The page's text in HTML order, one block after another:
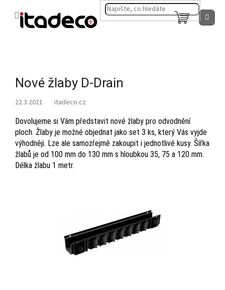
NÁKUPNÍ
KOŠÍK
Nové žlaby D-Drain
22.3.2021
Dovolujeme si Vám představit nové žlaby pro odvodnění
ploch. Žlaby je možné objednat jako set 3 ks, který Vás vyjde
výhodněji. Lze ale samozřejmě zakoupit i jednotlivé kusy. Šířka
žlabů je od 100 mm do 130 mm s hloubkou 35, 75 a 120 mm.
Délka žlabu 1 metr.